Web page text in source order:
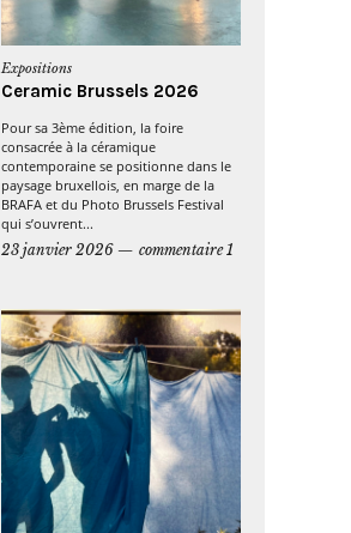
Expositions
Ceramic Brussels 2026
Pour sa 3ème édition, la foire
consacrée à la céramique
contemporaine se positionne dans le
paysage bruxellois, en marge de la
BRAFA et du Photo Brussels Festival
qui s’ouvrent...
23 janvier 2026
commentaire 1